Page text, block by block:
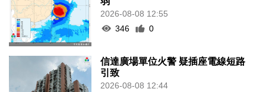
2026-08-08 12:55
346
0
信達廣場單位火警 疑插座電線短路
引致
2026-08-08 12:44